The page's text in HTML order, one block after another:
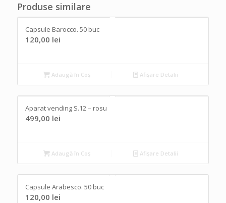
Produse similare
Capsule Barocco. 50 buc
120,00 lei
Adaugă în Coș Afișare Detalii
Aparat vending S.12 – rosu
499,00 lei
Adaugă în Coș Afișare Detalii
Capsule Arabesco. 50 buc
120,00 lei